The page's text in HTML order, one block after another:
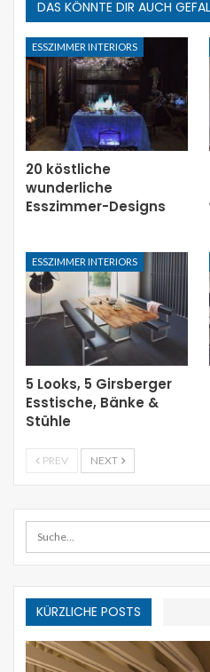
DAS KÖNNTE DIR AUCH
ESSZIMMER INTERIORS
20 köstliche
wunderliche
Esszimmer-Designs
ESSZIMMER INTERIORS
5 Looks, 5 Girsberger
Esstische, Bänke &
Stühle
PREV NEXT
KÜRZLICHE POSTS